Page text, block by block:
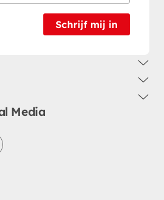
Schrijf mij in
Media